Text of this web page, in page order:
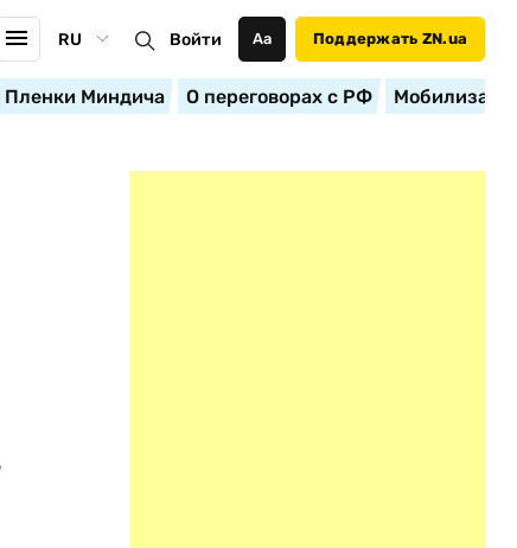
RU Войти Аа Поддержать ZN.ua
Пленки Миндича О переговорах с РФ